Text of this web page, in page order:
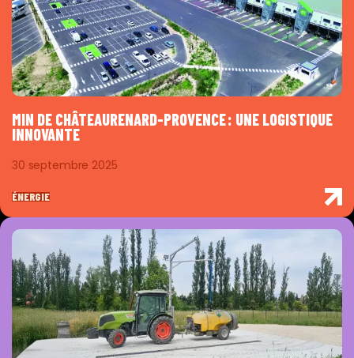
MIN DE CHÂTEAURENARD-PROVENCE : UNE LOGISTIQUE
INNOVANTE
30 septembre 2025
ÉNERGIE